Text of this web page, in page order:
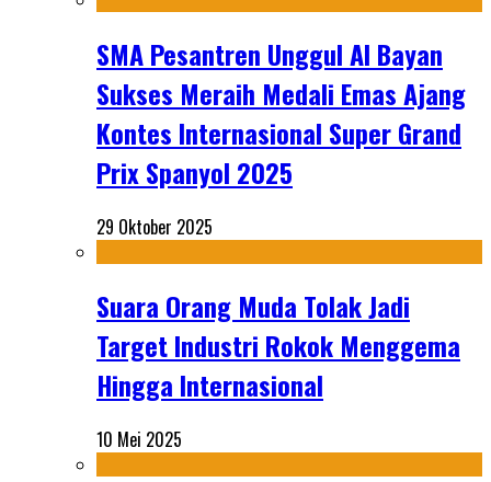
SMA Pesantren Unggul Al Bayan
Sukses Meraih Medali Emas Ajang
Kontes Internasional Super Grand
Prix Spanyol 2025
29 Oktober 2025
Suara Orang Muda Tolak Jadi
Target Industri Rokok Menggema
Hingga Internasional
10 Mei 2025